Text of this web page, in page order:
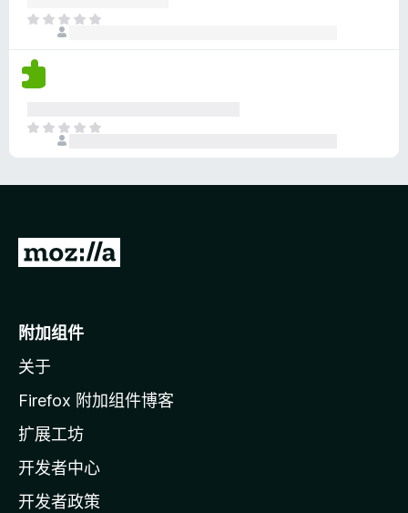
目
尚
无
目
无
转
o
i
l
a
主
页
附加组件
关于
Firefox 附加组件博客
扩展工坊
开发者中心
开发者政策